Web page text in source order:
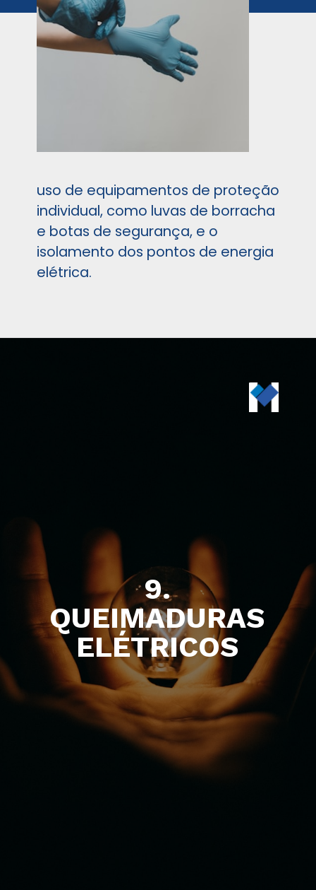
uso de equipamentos de proteção
individual, como luvas de borracha
e botas de segurança, e o
isolamento dos pontos de energia
elétrica.
9.
QUEIMADURAS
ELÉTRICOS